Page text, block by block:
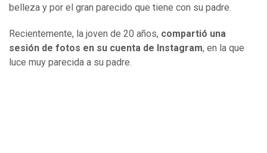
belleza y por el gran parecido que tiene con su padre.
Recientemente, la joven de 20 años, compartió una
sesión de fotos en su cuenta de Instagram, en la que
luce muy parecida a su padre.